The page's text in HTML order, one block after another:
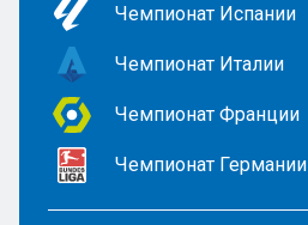
Чемпионат Испании
Чемпионат Италии
Чемпионат Франции
Чемпионат Германии